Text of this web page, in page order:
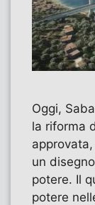
Oggi,
la riforma
un
potere. Il
potere